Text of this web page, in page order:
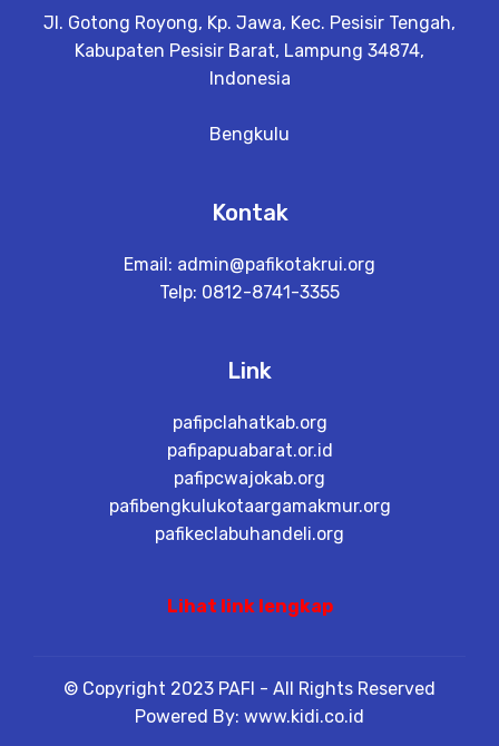
Jl. Gotong Royong, Kp. Jawa, Kec. Pesisir Tengah,
Kabupaten Pesisir Barat, Lampung 34874,
Indonesia
Bengkulu
Kontak
Email: admin@pafikotakrui.org
Telp: 0812-8741-3355
Link
pafipclahatkab.org
pafipapuabarat.or.id
pafipcwajokab.org
pafibengkulukotaargamakmur.org
pafikeclabuhandeli.org
Lihat link lengkap
© Copyright 2023 PAFI - All Rights Reserved
Powered By: www.kidi.co.id